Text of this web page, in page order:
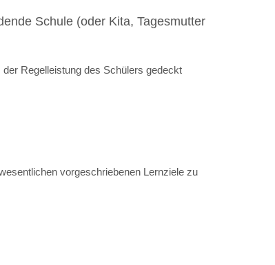
Schule (oder Kita, Tagesmutter
Regelleistung des Schülers gedeckt
vorgeschriebenen Lernziele zu